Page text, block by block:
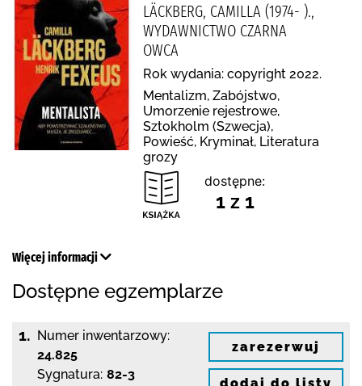
LÄCKBERG, CAMILLA (1974- ).,
WYDAWNICTWO CZARNA
OWCA
Rok wydania: copyright 2022.
Mentalizm, Zabójstwo,
Umorzenie rejestrowe,
Sztokholm (Szwecja),
Powieść, Kryminał, Literatura
grozy
dostępne:
1 z 1
Więcej informacji
Dostępne egzemplarze
1. Numer inwentarzowy:
24.825
Sygnatura: 82-3
zarezerwuj